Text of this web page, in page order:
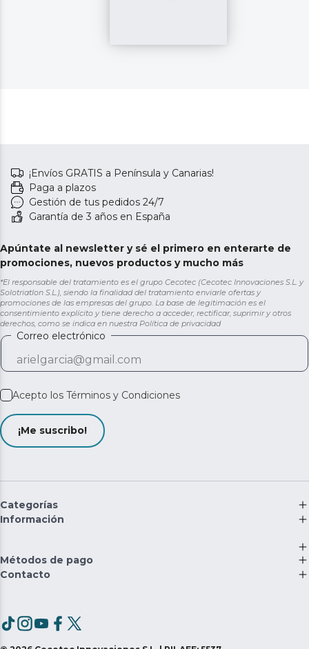
¡Envíos GRATIS a Península y Canarias!
Paga a plazos
Gestión de tus pedidos 24/7
Garantía de 3 años en España
Apúntate al newsletter y sé el primero en enterarte de
promociones, nuevos productos y mucho más
*El responsable del tratamiento es el grupo Cecotec (Cecotec Innovaciones S.L. y
Solotriatlon S.L.), siendo la finalidad del tratamiento enviarle ofertas y
promociones de las empresas del grupo. La base de legitimación es el
consentimiento explícito y tiene derecho a acceder, rectificar, suprimir y otros
derechos, como se indica en nuestra Política de privacidad
Correo electrónico
Acepto los Términos y Condiciones
¡Me suscribo!
Categorías
Información
Métodos de pago
Contacto